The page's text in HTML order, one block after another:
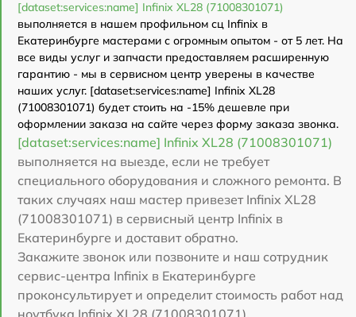
[dataset:services:name] Infinix XL28 (71008301071)
выполняется в нашем профильном сц Infinix в
Екатеринбурге мастерами с огромным опытом - от 5 лет. На
все виды услуг и запчасти предоставляем расширенную
гарантию - мы в сервисном центр уверены в качестве
наших услуг. [dataset:services:name] Infinix XL28
(71008301071) будет стоить на -15% дешевле при
оформлении заказа на сайте через форму заказа звонка.
[dataset:services:name] Infinix XL28 (71008301071)
выполняется на выезде, если не требует
специального оборудования и сложного ремонта. В
таких случаях наш мастер привезет Infinix XL28
(71008301071) в сервисный центр Infinix в
Екатеринбурге и доставит обратно.
Закажите звонок или позвоните и наш сотрудник
сервис-центра Infinix в Екатеринбурге
проконсультирует и определит стоимость работ над
ноутбука Infinix XL28 (71008301071).